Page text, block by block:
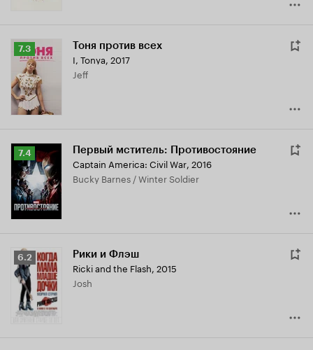
Рейтинг
Кинопоиска
7.3
7.3 Тоня против всех
I, Tonya, 2017
Jeff
Рейтинг
Кинопоиска
7.4
7.4 Первый мститель: Противостояние
Captain America: Civil War, 2016
Bucky Barnes / Winter Soldier
Рейтинг
Кинопоиска
6.2
6.2 Рики и Флэш
Ricki and the Flash, 2015
Josh